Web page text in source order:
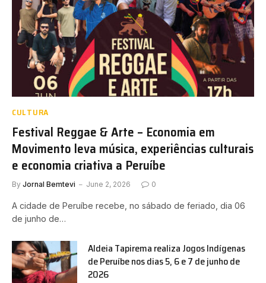
CULTURA
Festival Reggae & Arte – Economia em
Movimento leva música, experiências culturais
e economia criativa a Peruíbe
By Jornal Bemtevi June 2, 2026 0
A cidade de Peruíbe recebe, no sábado de feriado, dia 06
de junho de…
Aldeia Tapirema realiza Jogos Indígenas
de Peruíbe nos dias 5, 6 e 7 de junho de
2026